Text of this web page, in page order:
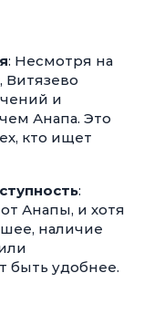
: Несмотря на
Витязево
и
Анапа. Это
кто ищет
:
Анапы, и хотя
наличие
быть удобнее.